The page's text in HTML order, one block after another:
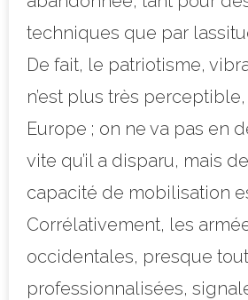
techniques que par
De fait, le patriotisme,
n’est plus très
Europe ; on ne va pas en
vite qu’il a disparu, mais
capacité de mobilisation
Corrélativement, les
occidentales, presque
professionnalisées,